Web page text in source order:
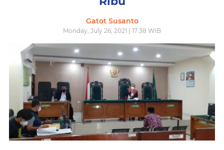
Gatot Susanto
Monday, July 26, 2021 | 17:38 WIB